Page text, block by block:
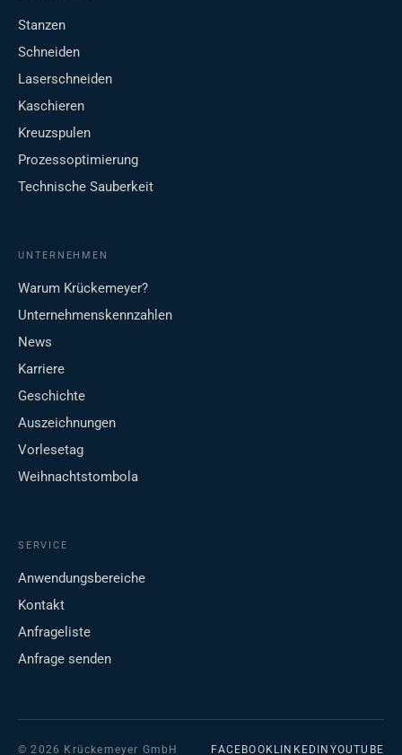
Stanzen
Schneiden
Laserschneiden
Kaschieren
Kreuzspulen
Prozessoptimierung
Technische Sauberkeit
UNTERNEHMEN
Warum Krückemeyer?
Unternehmenskennzahlen
News
Karriere
Geschichte
Auszeichnungen
Vorlesetag
Weihnachtstombola
SERVICE
Anwendungsbereiche
Kontakt
Anfrageliste
Anfrage senden
© 2026 Krückemeyer GmbH FACEBOOK LINKEDIN YOUTUBE